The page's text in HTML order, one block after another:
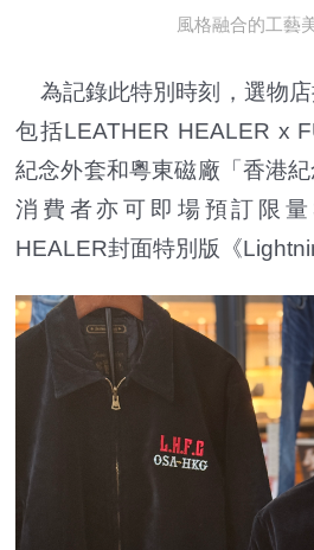
風格融合的工藝
為記錄此特別時刻，選物店
包括LEATHER HEALER x
紀念外套和粵東磁廠「香港紀
消費者亦可即場預訂限量
HEALER封面特別版《